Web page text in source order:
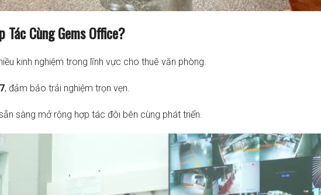
Tác Cùng Gems Office?
kinh nghiệm trong lĩnh vực cho thuê văn phòng.
, đảm bảo trải nghiệm trọn vẹn.
sàng mở rộng hợp tác đôi bên cùng phát triển.